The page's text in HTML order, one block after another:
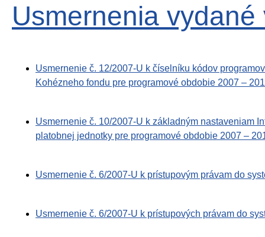
Usmernenia
Usmernenie č. 12/2007-U k číselníku kódov
Kohézneho fondu pre programové obdobie 2007 –
Usmernenie č. 10/2007-U k základným nastaveniam
platobnej jednotky pre programové obdobie 2007 –
Usmernenie č. 6/2007-U k prístupovým právam do
Usmernenie č. 6/2007-U k prístupových právam do